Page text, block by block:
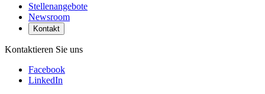
Stellenangebote
Newsroom
Kontakt
Kontaktieren Sie uns
Facebook
LinkedIn